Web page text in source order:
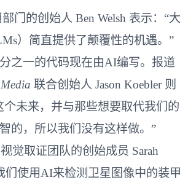
门的创始人 Ben Welsh 表示：“大
）简直提供了颠覆性的机遇。”
之一的代码现在由AI编写。报道
联合创始人 Jason Koebler 则
个未来，并与那些想要取代我们的
的，所以我们没有这样做。”
觉取证团队的创始成员 Sarah
们使用AI来检测卫星图像中的装甲